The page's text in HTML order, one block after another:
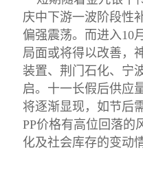
庆中下游一波阶段性
偏强震荡。而进入10
局面或将得以改善，
装置、荆门石化、宁
启。十一长假后供应
将逐渐显现，如节后
PP价格有高位回落的
化及社会库存的变动